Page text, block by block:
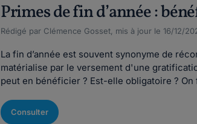
Primes de fin d’année :
Rédigé par Clémence Gosset, mis à jour le 16/12/
La fin d’année est souvent synonyme de
matérialise par le versement d'une
peut en bénéficier ? Est-elle obligatoire ?
Consulter